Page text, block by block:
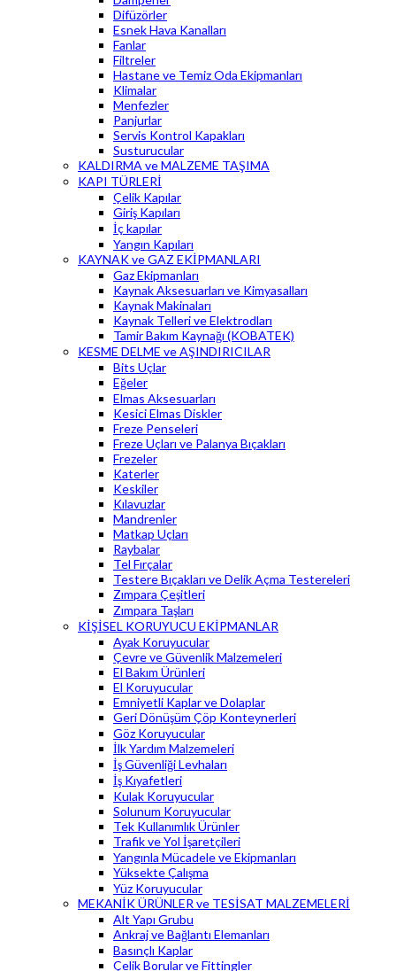
Difüzörler
Esnek Hava Kanalları
Fanlar
Filtreler
Hastane ve Temiz Oda Ekipmanları
Klimalar
Menfezler
Panjurlar
Servis Kontrol Kapakları
Susturucular
KALDIRMA ve MALZEME TAŞIMA
KAPI TÜRLERİ
Çelik Kapılar
Giriş Kapıları
İç kapılar
Yangın Kapıları
KAYNAK ve GAZ EKİPMANLARI
Gaz Ekipmanları
Kaynak Aksesuarları ve Kimyasalları
Kaynak Makinaları
Kaynak Telleri ve Elektrodları
Tamir Bakım Kaynağı (KOBATEK)
KESME DELME ve AŞINDIRICILAR
Bits Uçlar
Eğeler
Elmas Aksesuarları
Kesici Elmas Diskler
Freze Penseleri
Freze Uçları ve Palanya Bıçakları
Frezeler
Katerler
Keskiler
Kılavuzlar
Mandrenler
Matkap Uçları
Raybalar
Tel Fırçalar
Testere Bıçakları ve Delik Açma Testereleri
Zımpara Çeşitleri
Zımpara Taşları
KİŞİSEL KORUYUCU EKİPMANLAR
Ayak Koruyucular
Çevre ve Güvenlik Malzemeleri
El Bakım Ürünleri
El Koruyucular
Emniyetli Kaplar ve Dolaplar
Geri Dönüşüm Çöp Konteynerleri
Göz Koruyucular
İlk Yardım Malzemeleri
İş Güvenliği Levhaları
İş Kıyafetleri
Kulak Koruyucular
Solunum Koruyucular
Tek Kullanımlık Ürünler
Trafik ve Yol İşaretçileri
Yangınla Mücadele ve Ekipmanları
Yüksekte Çalışma
Yüz Koruyucular
MEKANİK ÜRÜNLER ve TESİSAT MALZEMELERİ
Alt Yapı Grubu
Ankraj ve Bağlantı Elemanları
Basınçlı Kaplar
Çelik Borular ve Fittingler